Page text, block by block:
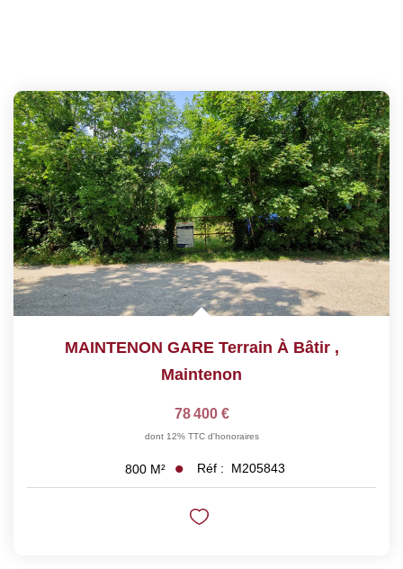
MAINTENON GARE Terrain À Bâtir ,
Maintenon
78 400 €
dont 12% TTC d'honoraires
800 M² Réf : M205843